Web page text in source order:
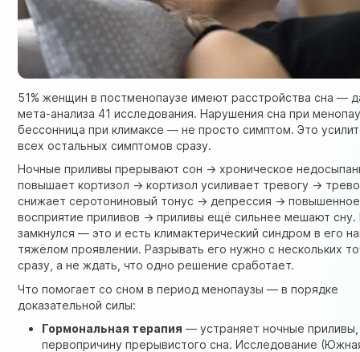
51% женщин в постменопаузе имеют расстройства сна —
мета-анализа 41 исследования. Нарушения сна при
бессонница при климаксе — не просто симптом. Это
всех остальных симптомов сразу.
Ночные приливы прерывают сон → хроническое
повышает кортизол → кортизол усиливает тревогу →
снижает серотониновый тонус → депрессия → повышенное
восприятие приливов → приливы ещё сильнее мешают сну.
замкнулся — это и есть климактерический синдром в его
тяжёлом проявлении. Разрывать его нужно с нескольких
сразу, а не ждать, что одно решение сработает.
Что помогает со сном в период менопаузы — в порядке
доказательной силы:
Гормональная терапия — устраняет ночные приливы,
первопричину прерывистого сна. Исследование